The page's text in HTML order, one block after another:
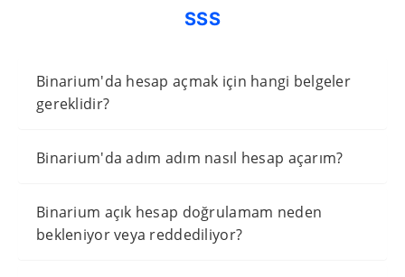
SSS
Binarium'da hesap açmak için hangi belgeler
gereklidir?
Binarium'da adım adım nasıl hesap açarım?
Binarium açık hesap doğrulamam neden
bekleniyor veya reddediliyor?